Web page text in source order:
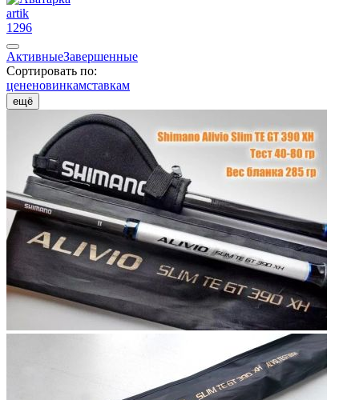
artik
1296
АктивныеЗавершенные
Сортировать по:
цененовинкамставкам
ещё